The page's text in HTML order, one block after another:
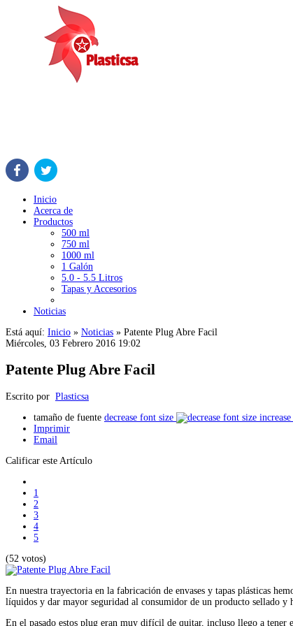
Inicio
Acerca de
Productos
500 ml
750 ml
1000 ml
1 Galón
5.0 - 5.5 Litros
Tapas y Accesorios
Noticias
Está aquí: Inicio » Noticias » Patente Plug Abre Facil
Miércoles, 03 Febrero 2016 19:02
Patente Plug Abre Facil
Escrito por Plasticsa
tamaño de fuente decrease font size
Imprimir
Email
Calificar este Artículo
1
2
3
4
5
(52 votos)
En nuestra trayectoria en la fabricación de envases y tapas plásticas
líquidos y dar mayor seguridad al consumidor de un producto sellado y
En el pasado estos plug eran muy difícil de quitar, incluso llego a tener